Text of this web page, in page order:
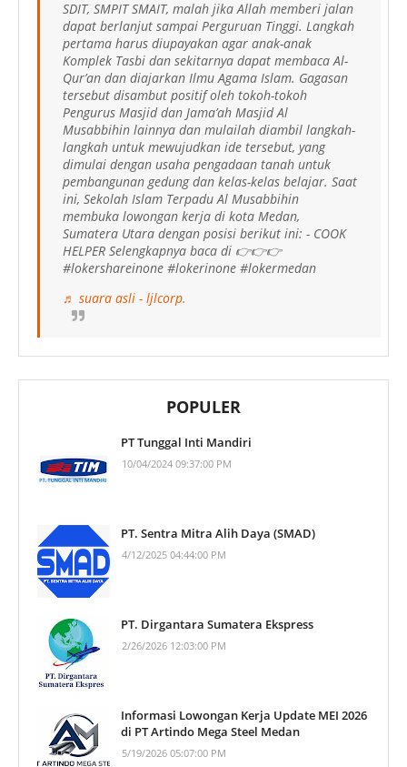
SDIT, SMPIT SMAIT, malah jika Allah memberi jalan
dapat berlanjut sampai Perguruan Tinggi. Langkah
pertama harus diupayakan agar anak-anak
Komplek Tasbi dan sekitarnya dapat membaca Al-
Qur’an dan diajarkan Ilmu Agama Islam. Gagasan
tersebut disambut positif oleh tokoh-tokoh
Pengurus Masjid dan Jama’ah Masjid Al
Musabbihin lainnya dan mulailah diambil langkah-
langkah untuk mewujudkan ide tersebut, yang
dimulai dengan usaha pengadaan tanah untuk
pembangunan gedung dan kelas-kelas belajar. Saat
ini, Sekolah Islam Terpadu Al Musabbihin
membuka lowongan kerja di kota Medan,
Sumatera Utara dengan posisi berikut ini: - COOK
HELPER Selengkapnya baca di 👉👉👉
#lokershareinone #lokerinone #lokermedan
♬ suara asli - ljlcorp.
POPULER
PT Tunggal Inti Mandiri
10/04/2024 09:37:00 PM
PT. Sentra Mitra Alih Daya (SMAD)
4/12/2025 04:44:00 PM
PT. Dirgantara Sumatera Ekspress
2/26/2026 12:03:00 PM
Informasi Lowongan Kerja Update MEI 2026
di PT Artindo Mega Steel Medan
5/19/2026 05:07:00 PM